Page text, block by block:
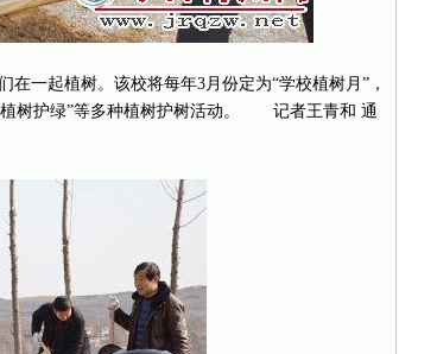
一起植树。该校将每年3月份定为“学校植树月”，
植树护绿”等多种植树护树活动。 记者王青和 通